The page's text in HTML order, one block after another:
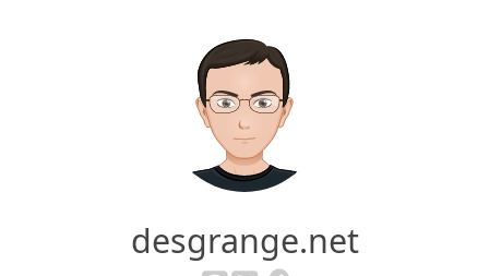
desgrange.net